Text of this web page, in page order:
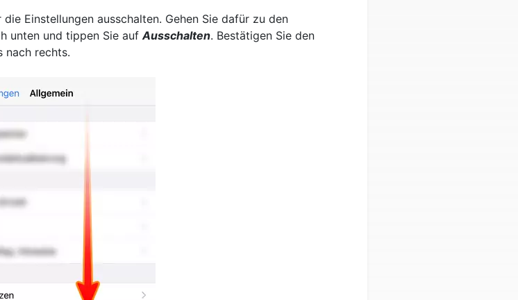
Einstellungen ausschalten. Gehen Sie dafür zu den
unten und tippen Sie auf Ausschalten. Bestätigen Sie den
nach rechts.